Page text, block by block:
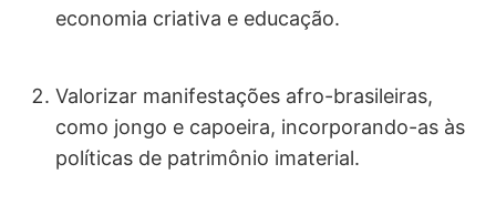
economia criativa e educação.
Valorizar manifestações afro-brasileiras,
como jongo e capoeira, incorporando-as às
políticas de patrimônio imaterial.